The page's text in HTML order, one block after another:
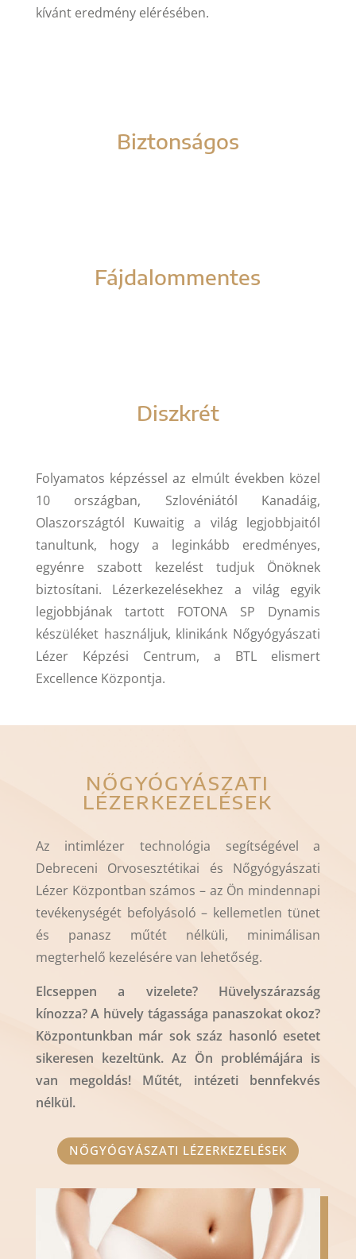
kívánt eredmény elérésében.
Biztonságos
Fájdalommentes
Diszkrét
Folyamatos képzéssel az elmúlt években közel
10 országban, Szlovéniától Kanadáig,
Olaszországtól Kuwaitig a világ legjobbjaitól
tanultunk, hogy a leginkább eredményes,
egyénre szabott kezelést tudjuk Önöknek
biztosítani. Lézerkezelésekhez a világ egyik
legjobbjának tartott FOTONA SP Dynamis
készüléket használjuk, klinikánk Nőgyógyászati
Lézer Képzési Centrum, a BTL elismert
Excellence Központja.
NŐGYÓGYÁSZATI
LÉZERKEZELÉSEK
Az intimlézer technológia segítségével a
Debreceni Orvosesztétikai és Nőgyógyászati
Lézer Központban számos – az Ön mindennapi
tevékenységét befolyásoló – kellemetlen tünet
és panasz műtét nélküli, minimálisan
megterhelő kezelésére van lehetőség.
Elcseppen a vizelete? Hüvelyszárazság
kínozza? A hüvely tágassága panaszokat okoz?
Központunkban már sok száz hasonló esetet
sikeresen kezeltünk. Az Ön problémájára is
van megoldás! Műtét, intézeti bennfekvés
nélkül.
NŐGYÓGYÁSZATI LÉZERKEZELÉSEK